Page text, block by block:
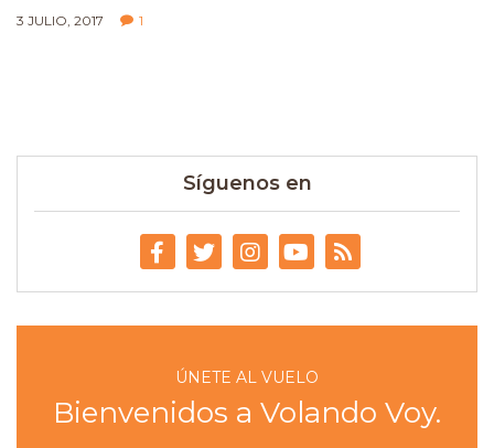
3 JULIO, 2017 1
Síguenos en
ÚNETE AL VUELO
Bienvenidos a Volando Voy.